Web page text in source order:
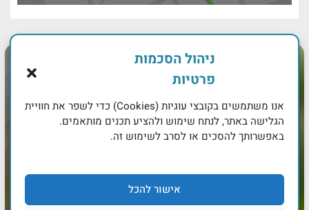
ניהול הסכמות
פרטיות
אנו משתמשים בקובצי עוגיות (Cookies) כדי לשפר את חוויית
הגלישה באתר, לנתח שימוש ולהציע תכנים מותאמים.
באפשרותך להסכים או לסרב לשימוש זה.
אישור להכל